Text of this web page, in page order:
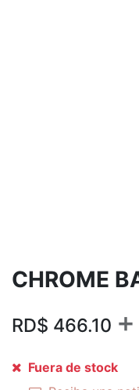
CHROME
RD$ 466.10 +
Fuera de stock